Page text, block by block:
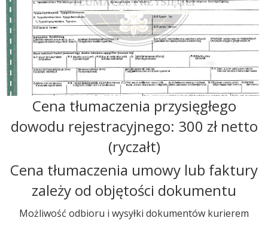
Cena tłumaczenia przysięgłego
dowodu rejestracyjnego: 300 zł netto
(ryczałt)
Cena tłumaczenia umowy lub faktury
zależy od objętości dokumentu
Możliwość odbioru i wysyłki dokumentów kurierem